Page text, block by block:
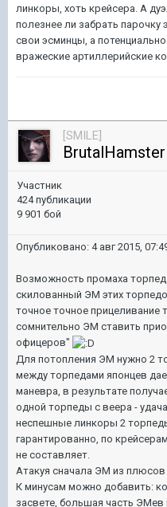
линкоры, хоть крейсера. А
полезнее ли забрать парочку
свои эсминцы, а
вражеские артиллерийские
[SMILE]
BrutalHamster
Участник
424 публикации
9 901 бой
Опубликовано: 4 авг 2015,
Возможность промаха
скилованный ЭМ этих
точное точное прицеливание
сомнительно ЭМ ставить
офицеров"
Для потопления ЭМ нужно 2
между торпедами японцев
маневра, в результате
одной торпеды с веера -
неспешные линкоры 2
гарантированно, по
не составляет.
Атакуя сначала ЭМ из
К минусам можно добавить:
засвете, большая часть ЭМев